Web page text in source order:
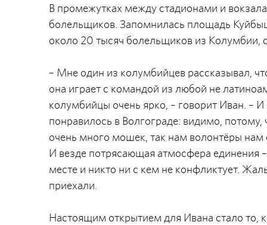
В промежутках между стадионами и
болельщиков. Запомнилась площадь
около 20 тысяч болельщиков из Колумбии,
– Мне один из колумбийцев рассказывал,
она играет с командой из любой не
колумбийцы очень ярко, – говорит Иван. –
понравилось в Волгограде: видимо,
очень много мошек, так нам волонтёры нам
И везде потрясающая атмосфера единения
месте и никто ни с кем не конфликтует.
приехали.
Настоящим открытием для Ивана стало то,